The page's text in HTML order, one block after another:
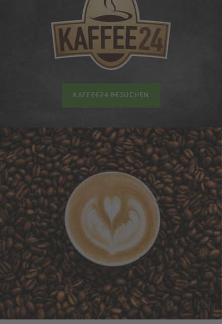
KAFFEE24 BESUCHEN